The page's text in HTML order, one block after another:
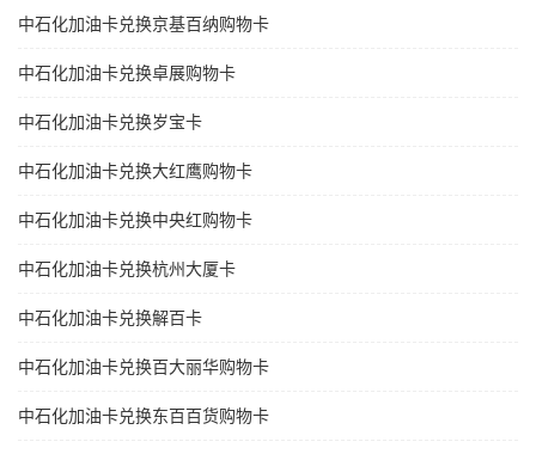
中石化加油卡兑换京基百纳购物卡
中石化加油卡兑换卓展购物卡
中石化加油卡兑换岁宝卡
中石化加油卡兑换大红鹰购物卡
中石化加油卡兑换中央红购物卡
中石化加油卡兑换杭州大厦卡
中石化加油卡兑换解百卡
中石化加油卡兑换百大丽华购物卡
中石化加油卡兑换东百百货购物卡